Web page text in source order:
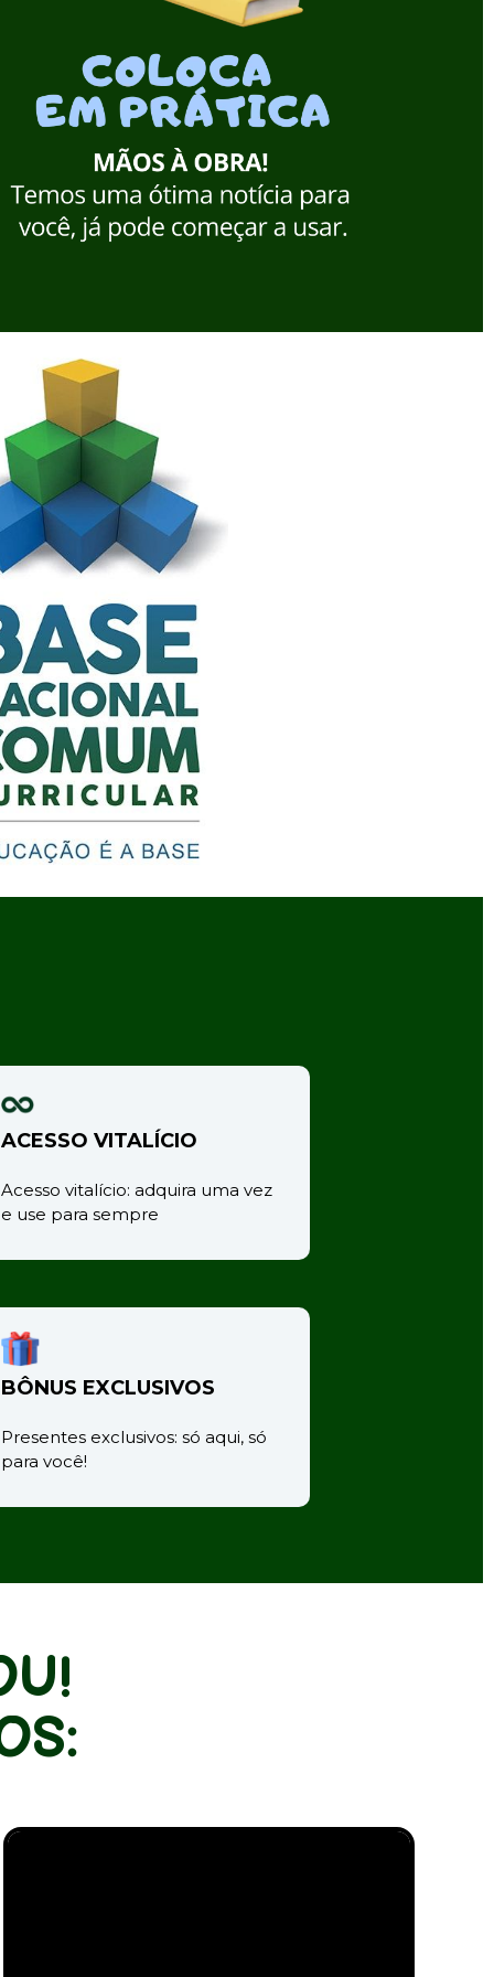
ACESSO VITALÍCIO
Acesso vitalício: adquira uma vez
e use para sempre
BÔNUS EXCLUSIVOS
Presentes exclusivos: só aqui, só
para você!